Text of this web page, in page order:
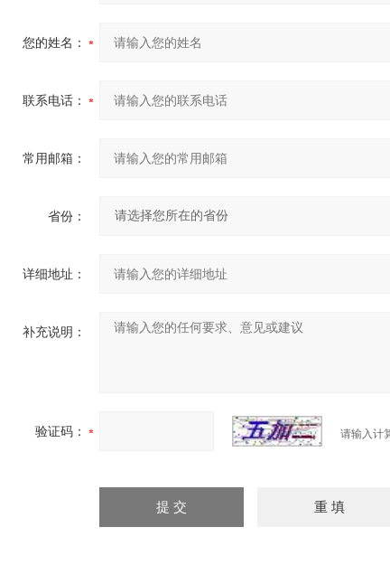
您的姓名：
联系电话：
常用邮箱：
省份：
详细地址：
补充说明：
验证码： 请输入计